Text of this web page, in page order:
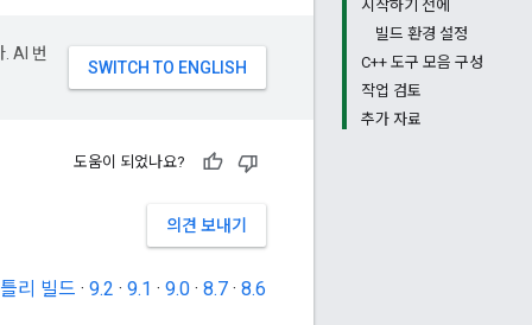
시작하기 전에
빌드 환경 설정
C++ 도구 모음 구성
작업 검토
추가 자료
AI 번
도움이 되었나요?
의견 보내기
리 빌드 · 9.2 · 9.1 · 9.0 · 8.7 · 8.6